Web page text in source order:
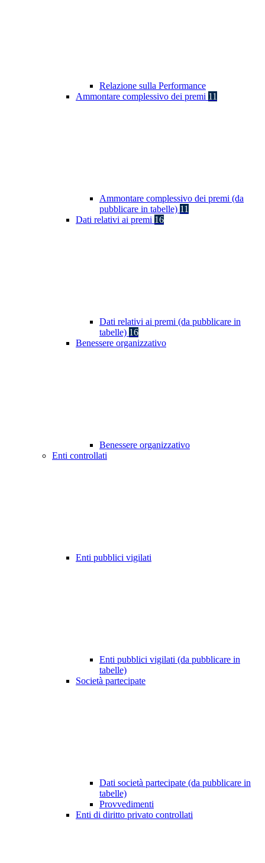
Relazione sulla Performance
Ammontare complessivo dei premi 11
Ammontare complessivo dei premi (da
pubblicare in tabelle) 11
Dati relativi ai premi 16
Dati relativi ai premi (da pubblicare in
tabelle) 16
Benessere organizzativo
Benessere organizzativo
Enti controllati
Enti pubblici vigilati
Enti pubblici vigilati (da pubblicare in
tabelle)
Società partecipate
Dati società partecipate (da pubblicare in
tabelle)
Provvedimenti
Enti di diritto privato controllati